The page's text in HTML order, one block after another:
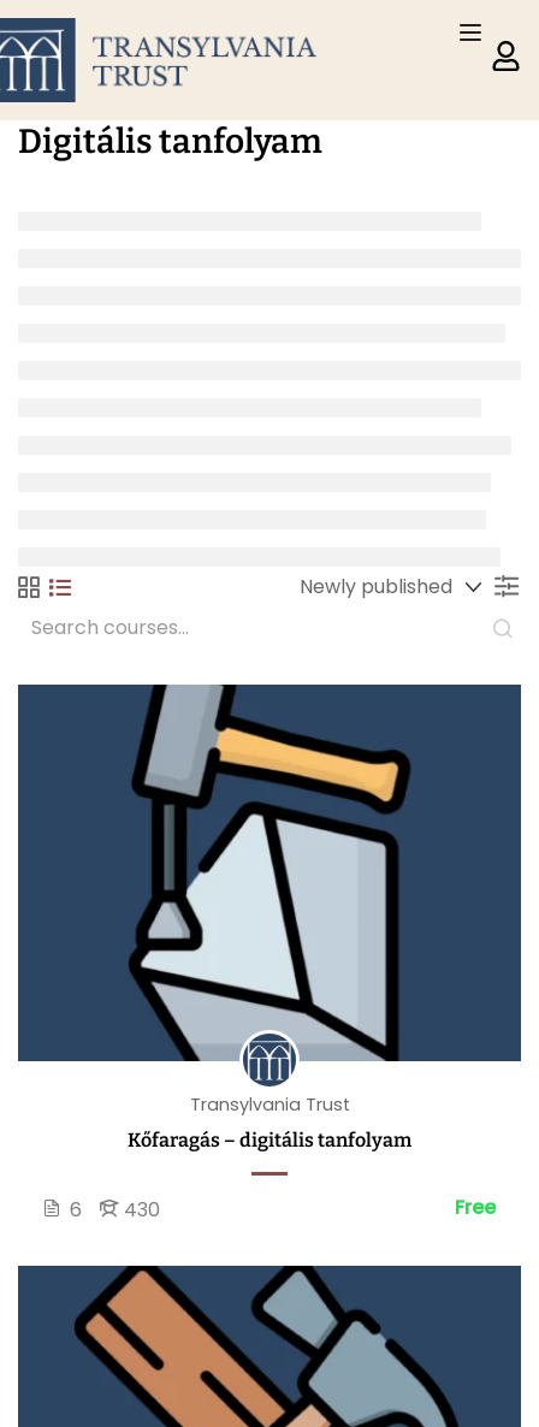
Digitális tanfolyam
Transylvania Trust
Kőfaragás – digitális tanfolyam
6 430 Free